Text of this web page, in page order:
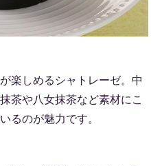
楽しめるシャトレーゼ。中
茶や八女抹茶など素材にこ
るのが魅力です。